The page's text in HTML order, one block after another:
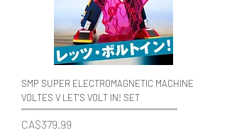
SMP SUPER ELECTROMAGNETIC MACHINE
VOLTES V LET'S VOLT IN! SET
價格
CA$379.99